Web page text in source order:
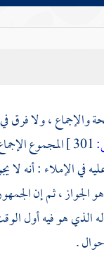
، ولا فرق
المجموع
في الإملاء : أنه لا
، ثم إن
الذي هو فيه أول
.